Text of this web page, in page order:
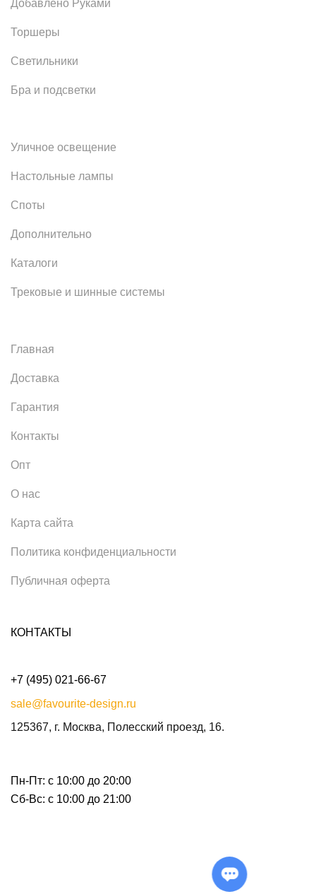
Добавлено Руками
Торшеры
Светильники
Бра и подсветки
Уличное освещение
Настольные лампы
Споты
Дополнительно
Каталоги
Трековые и шинные системы
Главная
Доставка
Гарантия
Контакты
Опт
О нас
Карта сайта
Политика конфиденциальности
Публичная оферта
КОНТАКТЫ
+7 (495) 021-66-67
sale@favourite-design.ru
125367, г. Москва, Полесский проезд, 16.
Пн-Пт: с 10:00 до 20:00
Сб-Вс: с 10:00 до 21:00